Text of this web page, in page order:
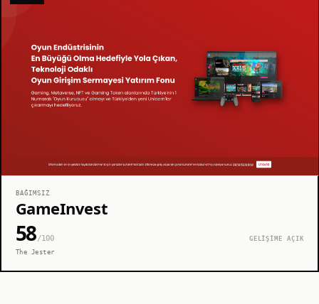
BAĞIMSIZ
GameInvest
58/100
GELİŞİME AÇIK
The Jester